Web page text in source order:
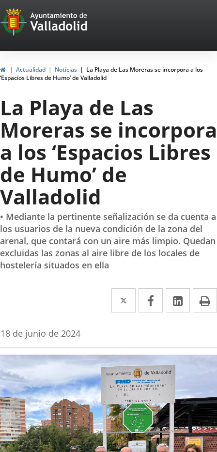
Portal
Web
del
Ayuntamiento
de
Valladolid
HomeActualidad Noticias
La Playa de Las Moreras se incorpora a los
‘Espacios Libres de Humo’ de Valladolid
La Playa de Las
Moreras se incorpora
a los ‘Espacios Libres
de Humo’ de
Valladolid
• Mediante la pertinente señalización se da cuenta a
los usuarios de la nueva condición de la zona del
arenal, que contará con un aire más limpio. Quedan
excluidas las zonas al aire libre de los locales de
hostelería situados en ella
Twitter
Enlace
a
aplicación
externa.
Facebook
Enlace
a
aplicación
externa.
Enlace
a
Fecha
la
18 de junio de 2024